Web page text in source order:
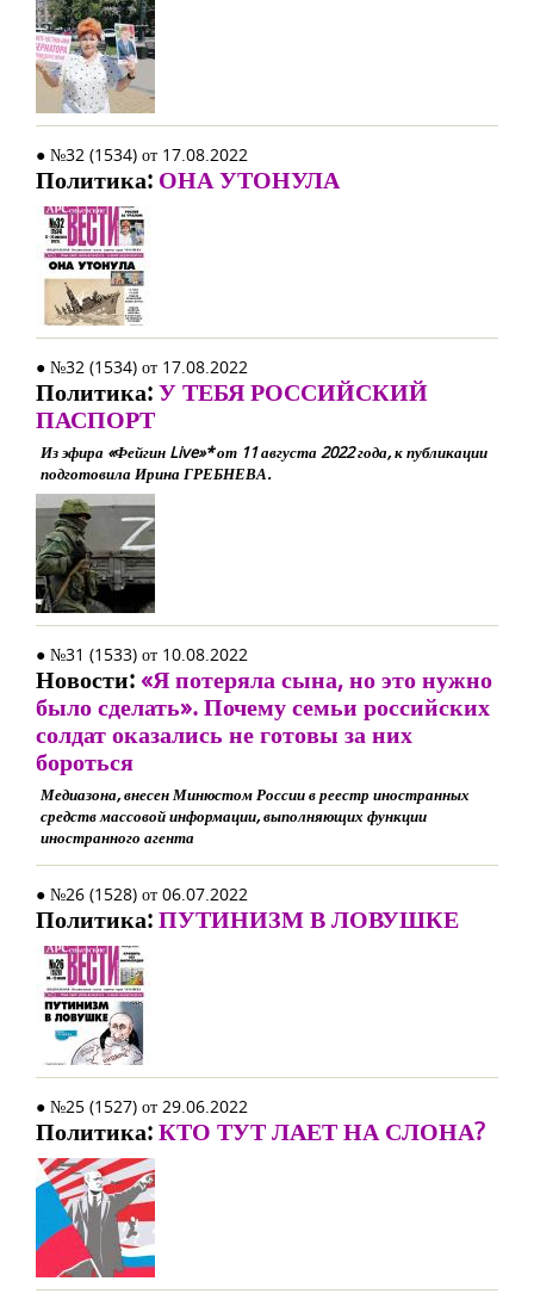
● №32 (1534) от 17.08.2022
Политика: ОНА УТОНУЛА
● №32 (1534) от 17.08.2022
Политика:У ТЕБЯ РОССИЙСКИЙ
ПАСПОРТ
Из эфира «Фейгин Live»* от 11 августа 2022 года, к публикации
подготовила Ирина ГРЕБНЕВА.
● №31 (1533) от 10.08.2022
Новости:«Я потеряла сына, но это нужно
было сделать». Почему семьи российских
солдат оказались не готовы за них
бороться
Медиазона, внесен Минюстом России в реестр иностранных
средств массовой информации, выполняющих функции
иностранного агента
● №26 (1528) от 06.07.2022
Политика:ПУТИНИЗМ В ЛОВУШКЕ
● №25 (1527) от 29.06.2022
Политика:КТО ТУТ ЛАЕТ НА СЛОНА?